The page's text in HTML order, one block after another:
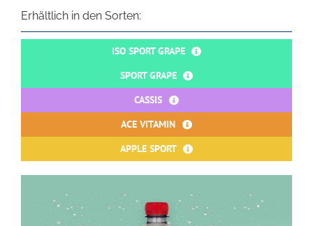
Erhältlich in den Sorten:
ISO SPORT GRAPE
SPORT GRAPE
CASSIS
ACE VITAMIN
APPLE SPORT